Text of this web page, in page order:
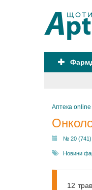
Аптека online
№ 20 (741)
Новини
12